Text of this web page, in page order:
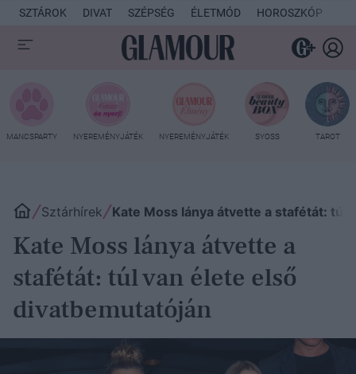
SZTÁROK DIVAT SZÉPSÉG ÉLETMÓD HOROSZKÓP
MANCSPARTY NYEREMÉNYJÁTÉK NYEREMÉNYJÁTÉK SYOSS TAROT
Sztárhírek Kate Moss lánya átvette a stafétát: túl
Kate Moss lánya átvette a
stafétát: túl van élete első
divatbemutatóján